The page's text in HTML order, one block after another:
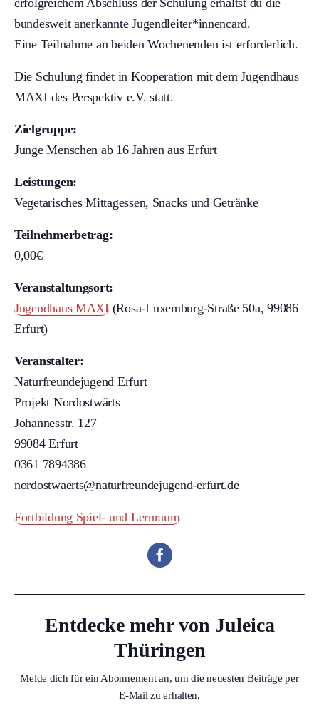
erfolgreichem Abschluss der Schulung erhältst du die
bundesweit anerkannte Jugendleiter*innencard.
Eine Teilnahme an beiden Wochenenden ist erforderlich.
Die Schulung findet in Kooperation mit dem Jugendhaus
MAXI des Perspektiv e.V. statt.
Zielgruppe:
Junge Menschen ab 16 Jahren aus Erfurt
Leistungen:
Vegetarisches Mittagessen, Snacks und Getränke
Teilnehmerbetrag:
0,00€
Veranstaltungsort:
Jugendhaus MAXI(Rosa-Luxemburg-Straße 50a, 99086
Erfurt)
Veranstalter:
Naturfreundejugend Erfurt
Projekt Nordostwärts
Johannesstr. 127
99084 Erfurt
0361 7894386
nordostwaerts@naturfreundejugend-erfurt.de
Fortbildung Spiel- und Lernraum
Entdecke mehr von Juleica
Thüringen
Melde dich für ein Abonnement an, um die neuesten Beiträge per
E-Mail zu erhalten.